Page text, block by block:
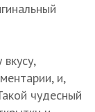
и,
чудесный